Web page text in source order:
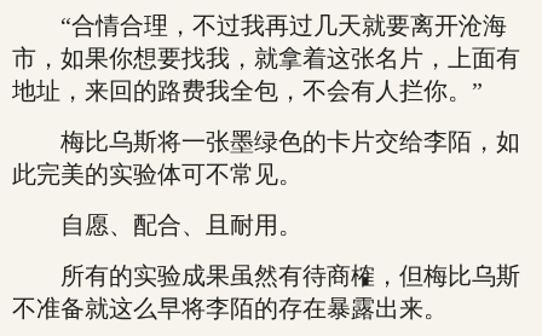
“合情合理，不过我再过几天就要离开沧海
市，如果你想要找我，就拿着这张名片，上面有
地址，来回的路费我全包，不会有人拦你。”
梅比乌斯将一张墨绿色的卡片交给李陌，如
此完美的实验体可不常见。
自愿、配合、且耐用。
所有的实验成果虽然有待商榷，但梅比乌斯
不准备就这么早将李陌的存在暴露出来。